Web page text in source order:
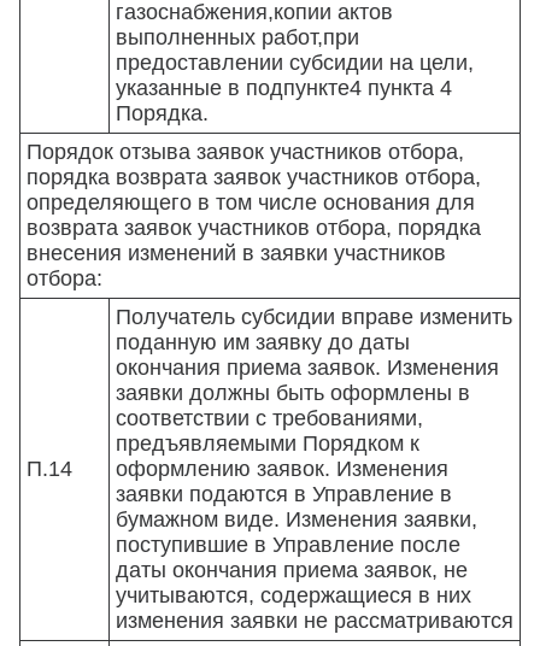
газоснабжения,копии актов
выполненных работ,при
предоставлении субсидии на цели,
указанные в подпункте4 пункта 4
Порядка.
Порядок отзыва заявок участников отбора,
порядка возврата заявок участников отбора,
определяющего в том числе основания для
возврата заявок участников отбора, порядка
внесения изменений в заявки участников
отбора:
П.14
Получатель субсидии вправе изменить
поданную им заявку до даты
окончания приема заявок. Изменения
заявки должны быть оформлены в
соответствии с требованиями,
предъявляемыми Порядком к
оформлению заявок. Изменения
заявки подаются в Управление в
бумажном виде. Изменения заявки,
поступившие в Управление после
даты окончания приема заявок, не
учитываются, содержащиеся в них
изменения заявки не рассматриваются